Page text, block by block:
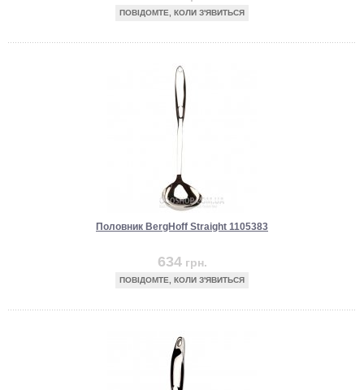
ПОВІДОМТЕ, КОЛИ З'ЯВИТЬСЯ
Половник BergHoff Straight 1105383
634 грн.
ПОВІДОМТЕ, КОЛИ З'ЯВИТЬСЯ